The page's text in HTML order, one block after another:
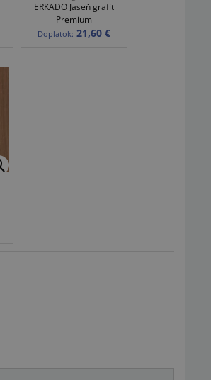
ERKADO Jaseň grafit
Premium
Doplatok: 21,60 €